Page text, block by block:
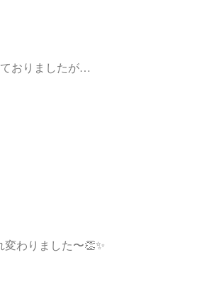
おりましたが…
わりました〜👏✨